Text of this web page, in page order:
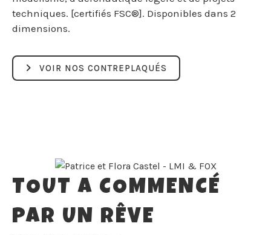
techniques. [certifiés FSC®]. Disponibles dans 2
dimensions.
VOIR NOS CONTREPLAQUÉS
TOUT A COMMENCÉ
PAR UN RÊVE